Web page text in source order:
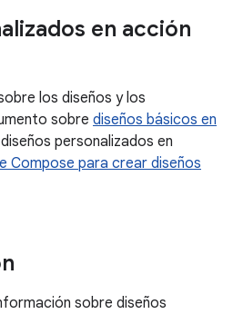
en acción
los diseños y los
sobre diseños básicos en
personalizados en
Compose para crear diseños
sobre diseños